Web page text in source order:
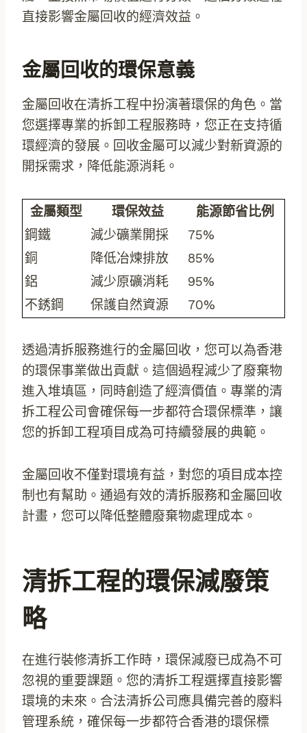
直接影響金屬回收的經濟效益。
金屬回收的環保意義
金屬回收在清拆工程中扮演著環保的角色。當
您選擇專業的拆卸工程服務時，您正在支持循
環經濟的發展。回收金屬可以減少對新資源的
開採需求，降低能源消耗。
金屬類型 環保效益
能源節省比例
鋼鐵
減少礦業開採
75%
銅
降低冶煉排放
85%
鋁
減少原礦消耗
95%
不銹鋼
保護自然資源 70%
透過清拆服務進行的金屬回收，您可以為香港
的環保事業做出貢獻。這個過程減少了廢棄物
進入堆填區，同時創造了經濟價值。專業的清
拆工程公司會確保每一步都符合環保標準，讓
您的拆卸工程項目成為可持續發展的典範。
金屬回收不僅對環境有益，對您的項目成本控
制也有幫助。通過有效的清拆服務和金屬回收
計畫，您可以降低整體廢棄物處理成本。
清拆工程的環保減廢策
略
在進行裝修清拆工作時，環保減廢已成為不可
忽視的重要課題。您的清拆工程選擇直接影響
環境的未來。合法清拆公司應具備完善的廢料
管理系統，確保每一步都符合香港的環保標